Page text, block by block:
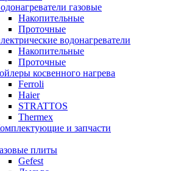
газовые
Накопительные
Проточные
водонагреватели
Накопительные
Проточные
косвенного нагрева
Ferroli
Haier
STRATTOS
Thermex
и запчасти
плиты
Gefest